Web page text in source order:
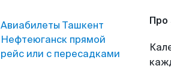
Авиабилеты Ташкент
Нефтеюганск прямой
рейс или с пересадками
Про